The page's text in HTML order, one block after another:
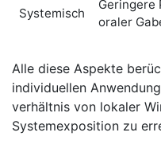
Systemisch
Geringere
oraler
Alle diese Aspekte
individuellen
verhältnis von ​lokaler
Systemexposition zu